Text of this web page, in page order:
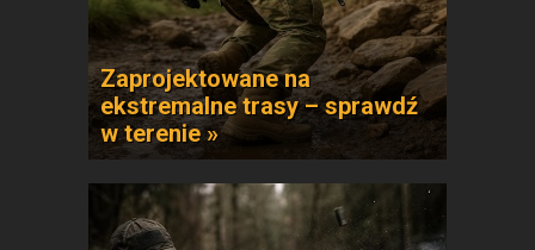
Zaprojektowane na
ekstremalne trasy – sprawdź
w terenie »